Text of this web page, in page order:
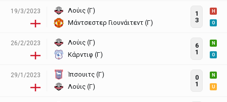
19/3/2023
Λούις (Γ)
Μάντσεστερ Γιουνάιτεντ (Γ)
1
3
H
O
26/2/2023
Λούις (Γ)
Κάρντιφ (Γ)
6
1
N
O
29/1/2023
Ίπσουιτς (Γ)
Λούις (Γ)
0
1
N
U